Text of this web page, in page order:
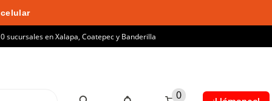
sucursales en Xalapa, Coatepec y Banderilla
0